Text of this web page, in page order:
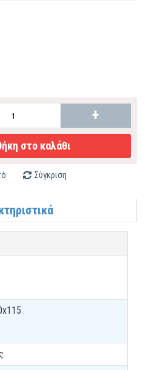
+
στο καλάθι
Σύγκριση